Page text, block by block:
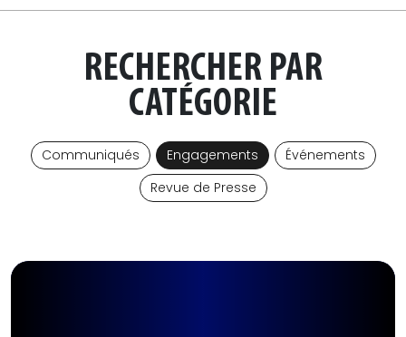
RECHERCHER PAR
CATÉGORIE
Communiqués Engagements
Événements
Revue de Presse